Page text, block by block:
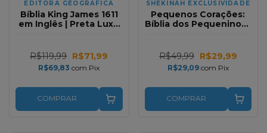
EDITORA GEOGRAFICA
Bíblia King James 1611
em Inglês | Preta Luxo
R$119,99 R$71,99
R$69,83com Pix
COMPRAR
SHEKINAH EXCLUSIVIDADE
Pequenos Corações:
Bíblia dos Pequeninos |
R$49,99 R$29,99
R$29,09 com Pix
COMPRAR